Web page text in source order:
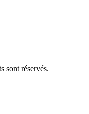
sont réservés.